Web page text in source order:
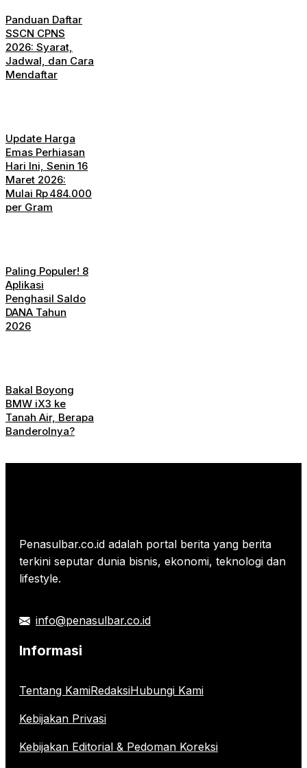
Panduan Daftar
SSCN CPNS
2026: Syarat,
Jadwal, dan Cara
Mendaftar
Update Harga
Emas Perhiasan
Hari Ini, Senin 16
Maret 2026:
Mulai Rp 484.000
per Gram
Paling Populer! 8
Aplikasi
Penghasil Saldo
DANA Tahun
2026
Bakal Boyong
BMW iX3 ke
Tanah Air, Berapa
Banderolnya?
Penasulbar.co.id adalah portal berita yang berita
terkini seputar dunia bisnis, ekonomi, teknologi dan
lifestyle.
info@penasulbar.co.id
Informasi
Tentang KamiRedaksiHubungi Kami
Kebijakan Privasi
Kebijakan Editorial & Pedoman Koreksi